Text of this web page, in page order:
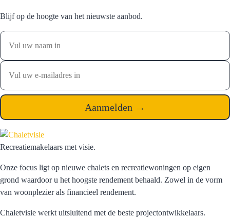
Blijf op de hoogte van het nieuwste aanbod.
Recreatiemakelaars met visie.
Onze focus ligt op nieuwe chalets en recreatiewoningen op eigen
grond waardoor u het hoogste rendement behaald. Zowel in de vorm
van woonplezier als financieel rendement.
Chaletvisie werkt uitsluitend met de beste projectontwikkelaars.